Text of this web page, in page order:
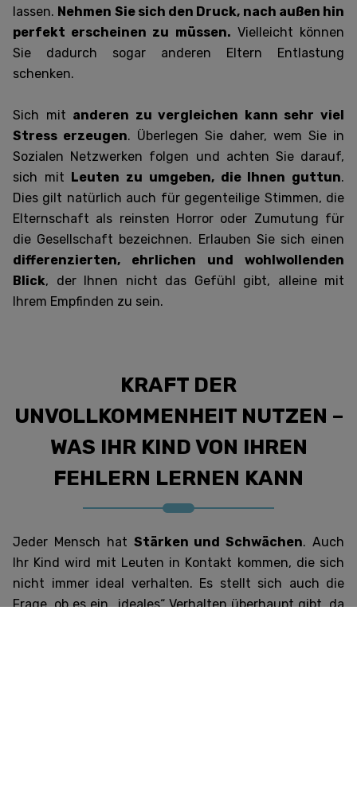
lassen. Nehmen Sie sich den Druck, nach außen hin
perfekt erscheinen zu müssen. Vielleicht können
Sie dadurch sogar anderen Eltern Entlastung
schenken.
Sich mit anderen zu vergleichen kann sehr viel
Stress erzeugen. Überlegen Sie daher, wem Sie in
Sozialen Netzwerken folgen und achten Sie darauf,
sich mit
Leuten zu umgeben, die Ihnen guttun.
Dies gilt natürlich auch für gegenteilige Stimmen, die
Elternschaft als reinsten Horror oder Zumutung für
die Gesellschaft bezeichnen. Erlauben Sie sich einen
differenzierten, ehrlichen und wohlwollenden
Blick, der Ihnen nicht das Gefühl gibt, alleine mit
Ihrem Empfinden zu sein.
KRAFT DER
UNVOLLKOMMENHEIT NUTZEN –
WAS IHR KIND VON IHREN
FEHLERN LERNEN KANN
Jeder Mensch hat Stärken und Schwächen. Auch
Ihr Kind wird mit Leuten in Kontakt kommen, die sich
nicht immer ideal verhalten. Es stellt sich auch die
Frage, ob es ein „ideales“ Verhalten überhaupt gibt, da